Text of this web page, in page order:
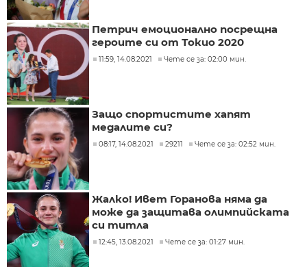
Петрич емоционално посрещна
героите си от Токио 2020
11:59, 14.08.2021 Чете се за: 02:00 мин.
Защо спортистите хапят
медалите си?
08:17, 14.08.2021 29211 Чете се за: 02:52 мин.
Жалко! Ивет Горанова няма да
може да защитава олимпийската
си титла
12:45, 13.08.2021 Чете се за: 01:27 мин.